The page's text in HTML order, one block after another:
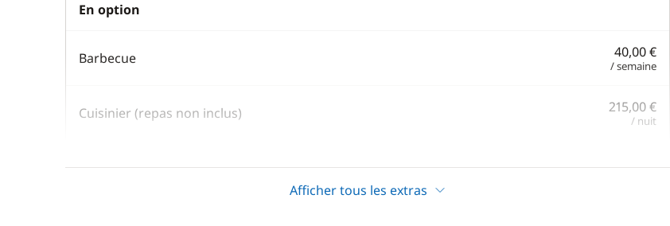
En option
Barbecue 40,00 €
/ semaine
Cuisinier (repas non inclus) 215,00 €
/ nuit
Paddle
Afficher tous les extras